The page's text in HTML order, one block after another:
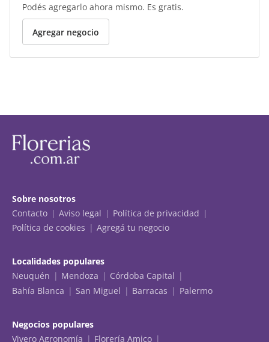
Podés agregarlo ahora mismo. Es gratis.
Agregar negocio
Sobre nosotros
Contacto
Aviso legal
Política de privacidad
Política de cookies
Agregá tu negocio
Localidades populares
Neuquén
Mendoza
Córdoba Capital
Bahía Blanca
San Miguel Barracas Palermo
Negocios populares
Vivero Agronomía
Florería Amico